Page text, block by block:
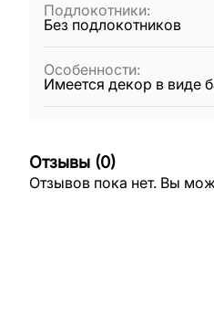
Подлокотники:
Без подлокотников
Особенности:
Имеется декор в виде
Отзывы (0)
Отзывов пока нет. Вы